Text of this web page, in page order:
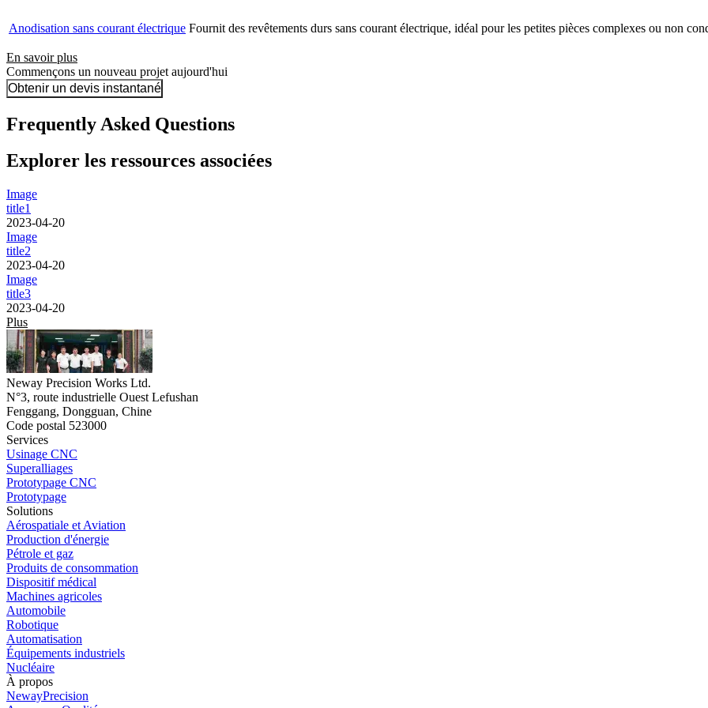
Anodisation sans courant électrique Fournit des revêtements durs sans courant électrique, idéal pour les petites pièces complexes ou non
En savoir plus
Commençons un nouveau projet aujourd'hui
Obtenir un devis instantané
Frequently Asked Questions
Explorer les ressources associées
Image
title1
2023-04-20
Image
title2
2023-04-20
Image
title3
2023-04-20
Plus
Neway Precision Works Ltd.
N°3, route industrielle Ouest Lefushan
Fenggang, Dongguan, Chine
Code postal 523000
Services
Usinage CNC
Superalliages
Prototypage CNC
Prototypage
Solutions
Aérospatiale et Aviation
Production d'énergie
Pétrole et gaz
Produits de consommation
Dispositif médical
Machines agricoles
Automobile
Robotique
Automatisation
Équipements industriels
Nucléaire
À propos
NewayPrecision